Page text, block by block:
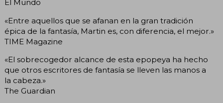
El Mundo
«Entre aquellos que se afanan en la gran tradición
épica de la fantasía, Martin es, con diferencia, el mejor.»
TIME Magazine
«El sobrecogedor alcance de esta epopeya ha hecho
que otros escritores de fantasía se lleven las manos a
la cabeza.»
The Guardian